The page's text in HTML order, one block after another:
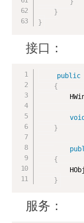
}
}
}
接口：
public
{
void
}
{
}
服务：